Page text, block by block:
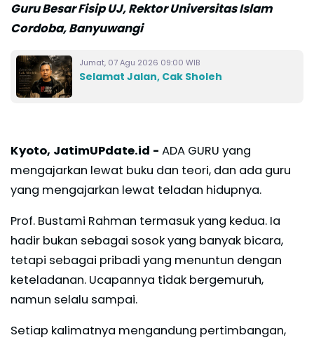
Guru Besar Fisip UJ, Rektor Universitas Islam
Cordoba, Banyuwangi
Jumat, 07 Agu 2026 09:00 WIB
Selamat Jalan, Cak Sholeh
Kyoto, JatimUPdate.id - ADA GURU yang
mengajarkan lewat buku dan teori, dan ada guru
yang mengajarkan lewat teladan hidupnya.
Prof. Bustami Rahman termasuk yang kedua. Ia
hadir bukan sebagai sosok yang banyak bicara,
tetapi sebagai pribadi yang menuntun dengan
keteladanan. Ucapannya tidak bergemuruh,
namun selalu sampai.
Setiap kalimatnya mengandung pertimbangan,